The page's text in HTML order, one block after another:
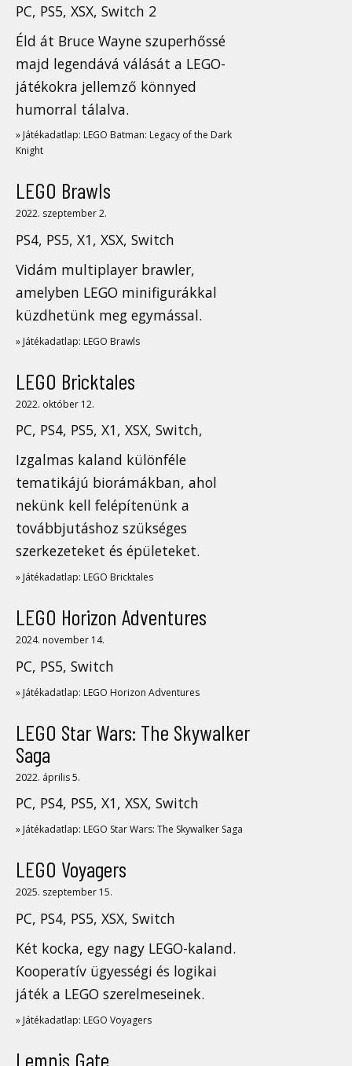
PC, PS5, XSX, Switch 2
Éld át Bruce Wayne szuperhőssé
majd legendává válását a LEGO-
játékokra jellemző könnyed
humorral tálalva.
» Játékadatlap: LEGO Batman: Legacy of the Dark
Knight
LEGO Brawls
2022. szeptember 2.
PS4, PS5, X1, XSX, Switch
Vidám multiplayer brawler,
amelyben LEGO minifigurákkal
küzdhetünk meg egymással.
» Játékadatlap: LEGO Brawls
LEGO Bricktales
2022. október 12.
PC, PS4, PS5, X1, XSX, Switch,
Izgalmas kaland különféle
tematikájú biorámákban, ahol
nekünk kell felépítenünk a
továbbjutáshoz szükséges
szerkezeteket és épületeket.
» Játékadatlap: LEGO Bricktales
LEGO Horizon Adventures
2024. november 14.
PC, PS5, Switch
» Játékadatlap: LEGO Horizon Adventures
LEGO Star Wars: The Skywalker
Saga
2022. április 5.
PC, PS4, PS5, X1, XSX, Switch
» Játékadatlap: LEGO Star Wars: The Skywalker Saga
LEGO Voyagers
2025. szeptember 15.
PC, PS4, PS5, XSX, Switch
Két kocka, egy nagy LEGO-kaland.
Kooperatív ügyességi és logikai
játék a LEGO szerelmeseinek.
» Játékadatlap: LEGO Voyagers
Lemnis Gate